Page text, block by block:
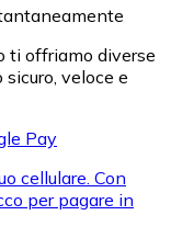
ti offriamo diverse
veloce e
Pay
cellulare. Con
per pagare in